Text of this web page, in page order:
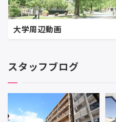
大学周辺動画
スタッフブログ